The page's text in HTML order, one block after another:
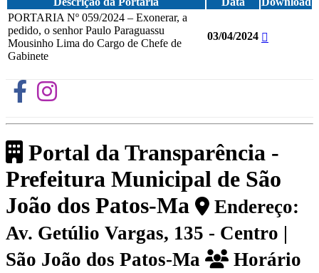
PORTARIA Nº 059/2024 – Exonerar, a
pedido, o senhor Paulo Paraguassu
Mousinho Lima do Cargo de Chefe de
Gabinete
03/04/2024
Portal da Transparência -
Prefeitura Municipal de São
João dos Patos-Ma
Endereço:
Av. Getúlio Vargas, 135 - Centro |
São João dos Patos-Ma
Horário